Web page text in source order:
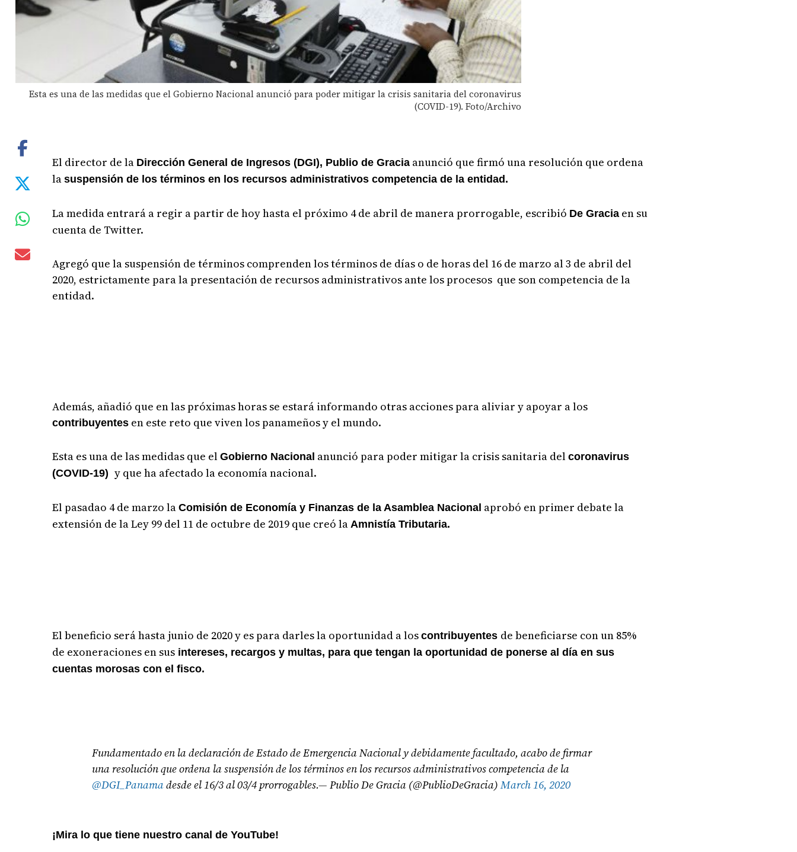
Esta es una de las medidas que el Gobierno Nacional anunció para poder mitigar la crisis sanitaria del coronavirus
(COVID-19). Foto/Archivo
El director de la Dirección General de Ingresos (DGI), Publio de Gracia anunció que firmó una resolución que ordena
lasuspensión de los términos en los recursos administrativos competencia de la entidad.
La medida entrará a regir a partir de hoy hasta el próximo 4 de abril de manera prorrogable, escribió De Gracia en su
cuenta de Twitter.
Agregó que la suspensión de términos comprenden los términos de días o de horas del 16 de marzo al 3 de abril del
2020, estrictamente para la presentación de recursos administrativos ante los procesos que son competencia de la
entidad.
Además, añadió que en las próximas horas se estará informando otras acciones para aliviar y apoyar a los
contribuyentes en este reto que viven los panameños y el mundo.
Esta es una de las medidas que elGobierno Nacional anunció para poder mitigar la crisis sanitaria delcoronavirus
(COVID-19)y que ha afectado la economía nacional.
El pasadao 4 de marzo laComisión de Economía y Finanzas de la Asamblea Nacional aprobó en primer debate la
extensión de la Ley 99 del 11 de octubre de 2019 que creó la Amnistía Tributaria.
El beneficio será hasta junio de 2020 y es para darles la oportunidad a loscontribuyentes de beneficiarse con un 85%
de exoneraciones en sus intereses, recargos y multas, para que tengan la oportunidad de ponerse al día en sus
cuentas morosas con el fisco.
Fundamentado en la declaración de Estado de Emergencia Nacional y debidamente facultado, acabo de firmar
una resolución que ordena la suspensión de los términos en los recursos administrativos competencia de la
@DGI_Panamadesde el 16/3 al 03/4 prorrogables.— Publio De Gracia (@PublioDeGracia)March 16, 2020
¡Mira lo que tiene nuestro canal de YouTube!